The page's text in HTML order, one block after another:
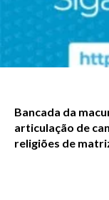
Bancada da
articulação de
religiões de